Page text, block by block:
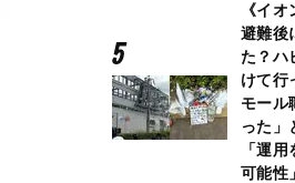
《イ
避難後
た？ハ
けて行
モール
った」
「運
可能性」